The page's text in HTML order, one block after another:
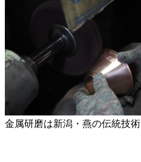
金属研磨は新潟・燕の伝統技術